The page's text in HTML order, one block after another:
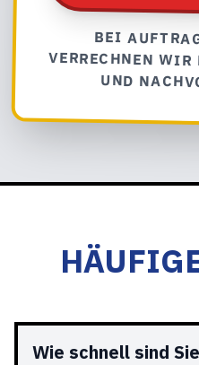
BEI
VERRECHNEN
UND
Wie schnell sind